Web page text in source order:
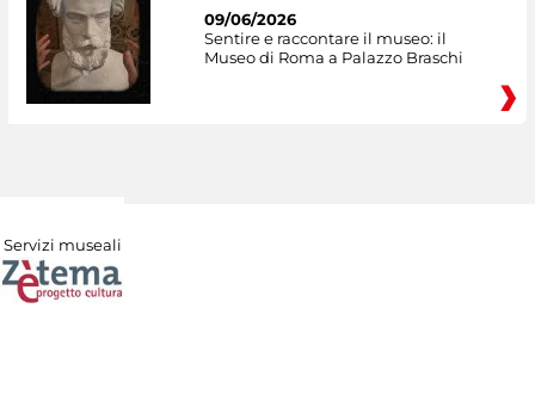
09/06/2026
Sentire e raccontare il museo: il
Museo di Roma a Palazzo Braschi
Servizi museali